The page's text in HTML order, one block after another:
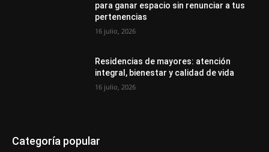
para ganar espacio sin renunciar a tus
pertenencias
16 julio, 2026
Residencias de mayores: atención
integral, bienestar y calidad de vida
16 julio, 2026
Categoría popular